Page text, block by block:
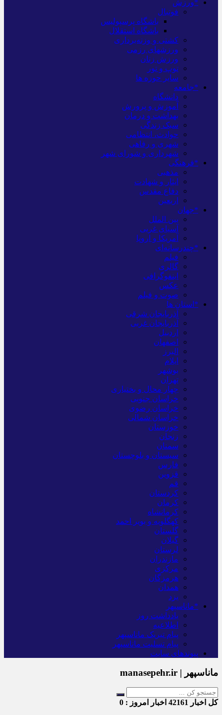
*ورزش
فوتبال
باشگاه پرسپولیس
باشگاه استقلال
کشتی و وزنه‌برداری
ورزشهای رزمی
ورزش زنان
توپ و تور
سایر حوزه ها
*جامعه
دانشگاه
آموزش و پرورش
بهداشت و درمان
سبک زندگی
حوادث، انتظامی
شهری و رفاهی
شهرداری و شورای شهر
*فرهنگی
مذهبی
ایثار و شهادت
دفاع مقدس
اربعین
*جهان
بین الملل
آسیای غربی
آمریکا و اروپا
*چندرسانه‌ای
فیلم
گالری
اینفوگرافی
عکس
صوت و فیلم
*استان ها
آذربایجان شرقی
آذربایجان غربی
اردبیل
اصفهان
البرز
ایلام
بوشهر
تهران
چهار محال و بختیاری
خراسان جنوبی
خراسان رضوی
خراسان شمالی
خوزستان
زنجان
سمنان
سیستان و بلوچستان
فارس
قزوین
قم
کردستان
کرمان
کرمانشاه
کهگلویه و بویر احمد
گلستان
گیلان
لرستان
مازندران
مرکزی
هرمزگان
همدان
یزد
*ماناسپهر
یادداشت روز
اطلاعیه
پیام تبریک ماناسپهر
پیام تسلیت ماناسپهر
پیوندهای سایت
ماناسپهر | manasepehr.ir
کل اخبار اخبار امروز : 0